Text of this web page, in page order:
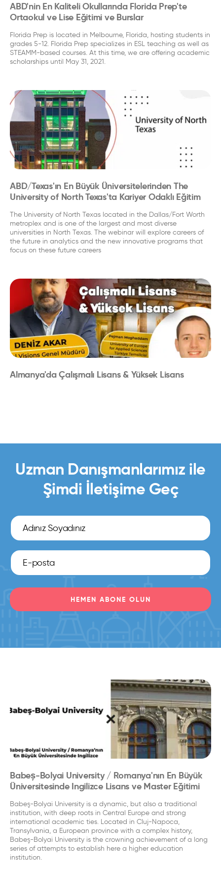
ABD'nin En Kaliteli Okullarında Florida Prep'te
Ortaokul ve Lise Eğitimi ve Burslar
Florida Prep is located in Melbourne, Florida, hosting students in
grades 5-12. Florida Prep specializes in ESL teaching as well as
STEAMM-based courses. At this time, we are offering academic
scholarships until May 31, 2021.
ABD/Texas'ın En Büyük Üniversitelerinden The
University of North Texas'ta Kariyer Odaklı Eğitim
The University of North Texas located in the Dallas/Fort Worth
metroplex and is one of the largest and most diverse
universities in North Texas. The webinar will explore careers of
the future in analytics and the new innovative programs that
focus on these future careers
Almanya'da Çalışmalı Lisans & Yüksek Lisans
Uzman Danışmanlarımız ile
Şimdi İletişime Geç
HEMEN ABONE OLUN
Babeș-Bolyai University / Romanya'nın En Büyük
Üniversitesinde Ingilizce Lisans ve Master Eğitimi
Babeş-Bolyai University is a dynamic, but also a traditional
institution, with deep roots in Central Europe and strong
international academic ties. Located in Cluj-Napoca,
Transylvania, a European province with a complex history,
Babeş-Bolyai University is the crowning achievement of a long
series of attempts to establish here a higher education
institution.